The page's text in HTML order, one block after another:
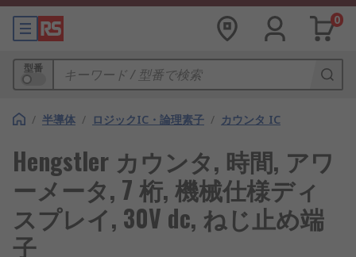
0
型番
/ 半導体 / ロジックIC・論理素子 / カウンタ IC
Hengstler カウンタ, 時間, アワ
ーメータ, 7 桁, 機械仕様ディ
スプレイ, 30V dc, ねじ止め端
子